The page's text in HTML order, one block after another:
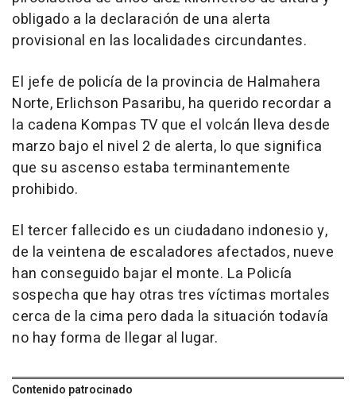
obligado a la declaración de una alerta
provisional en las localidades circundantes.
El jefe de policía de la provincia de Halmahera
Norte, Erlichson Pasaribu, ha querido recordar a
la cadena Kompas TV que el volcán lleva desde
marzo bajo el nivel 2 de alerta, lo que significa
que su ascenso estaba terminantemente
prohibido.
El tercer fallecido es un ciudadano indonesio y,
de la veintena de escaladores afectados, nueve
han conseguido bajar el monte. La Policía
sospecha que hay otras tres víctimas mortales
cerca de la cima pero dada la situación todavía
no hay forma de llegar al lugar.
Contenido patrocinado